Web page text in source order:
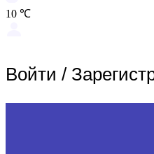
10 ℃
Войти /